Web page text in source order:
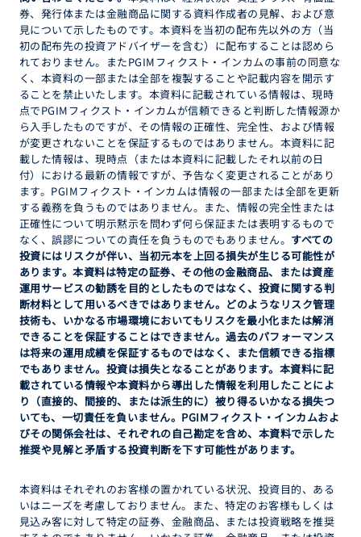
券、発行体または金融商品に関する資料作成者の見解、および意
見について示したものです。本資料を当初の配布先以外の方（当
初の配布先の投資アドバイザーを含む）に配布することは認めら
れておりません。またPGIMフィクスト・インカムの事前の同意な
く、本資料の一部または全部を複製することや記載内容を開示す
ることを禁止いたします。本資料に記載されている情報は、現時
点でPGIMフィクスト・インカムが信頼できると判断した情報源か
ら入手したものですが、その情報の正確性、完全性、および情報
が変更されないことを保証するものではありません。本資料に記
載した情報は、現時点（または本資料に記載したそれ以前の日
付）における最新の情報ですが、予告なく変更されることがあり
ます。PGIMフィクスト・インカムは情報の一部または全部を更新
する義務を負うものではありません。また、情報の完全性または
正確性について明示黙示を問わず何ら保証または表明するもので
なく、誤謬についての責任を負うものでもありません。 すべての
投資にはリスクが伴い、当初元本を上回る損失が生じる可能性が
あります。本資料は特定の証券、その他の金融商品、または資産
運用サービスの勧誘を目的としたものではなく、投資に関する判
断材料として用いるべきではありません。どのようなリスク管理
技術も、いかなる市場環境においてもリスクを最小化または解消
できることを保証することはできません。過去のパフォーマンス
は将来の運用成績を保証するものではなく、また信頼できる指標
でもありません。投資は損失となることがあります。本資料に記
載されている情報や本資料から導出した情報を利用したことによ
り（直接的、間接的、または派生的に）被り得るいかなる損失つ
いても、一切責任を負いません。PGIMフィクスト・インカムおよ
びその関係会社は、それぞれの自己勘定を含め、本資料で示した
推奨や見解と矛盾する投資判断を下す可能性があります。
本資料はそれぞれのお客様の置かれている状況、投資目的、ある
いはニーズを考慮しておりません。また、特定のお客様もしくは
見込み客に対して特定の証券、金融商品、または投資戦略を推奨